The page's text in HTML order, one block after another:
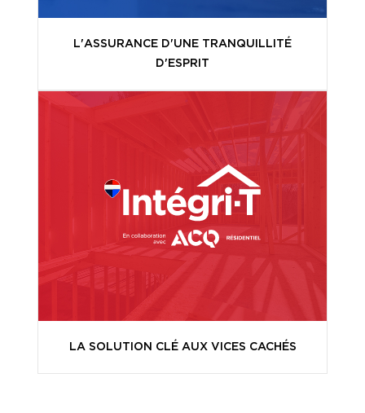
L'ASSURANCE D'UNE TRANQUILLITÉ
D'ESPRIT
LA SOLUTION CLÉ AUX VICES CACHÉS